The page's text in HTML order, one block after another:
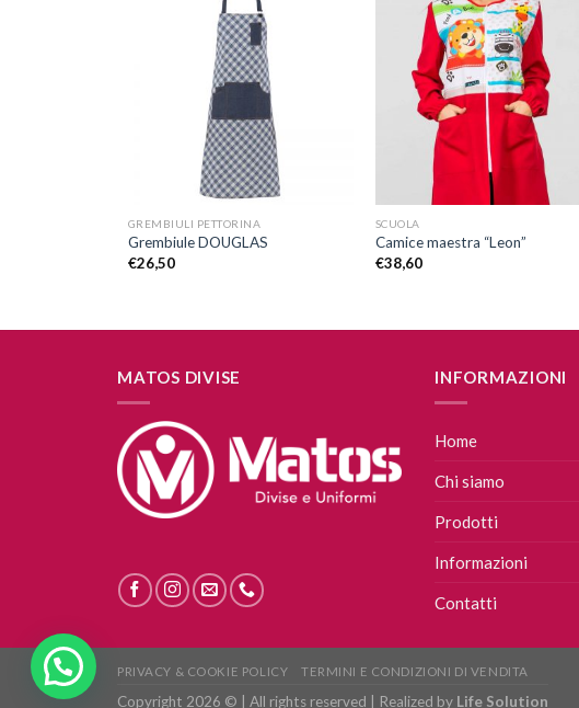
GREMBIULI PETTORINA
Grembiule DOUGLAS
€26,50
Aggiungi
alla lista
desideri
SCUOLA
Camice maestra “Leon”
€38,60
MATOS DIVISE INFORMAZIONI
Home
Chi siamo
Prodotti
Informazioni
Contatti
PRIVACY & COOKIE POLICY TERMINI E CONDIZIONI DI VENDITA
Copyright 2026 © | All rights reserved | Realized by Life Solution